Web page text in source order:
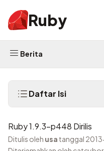
Ruby
Berita
Daftar Isi
Ruby 1.9.3-p448 Dirilis
Ditulis oleh usa tanggal